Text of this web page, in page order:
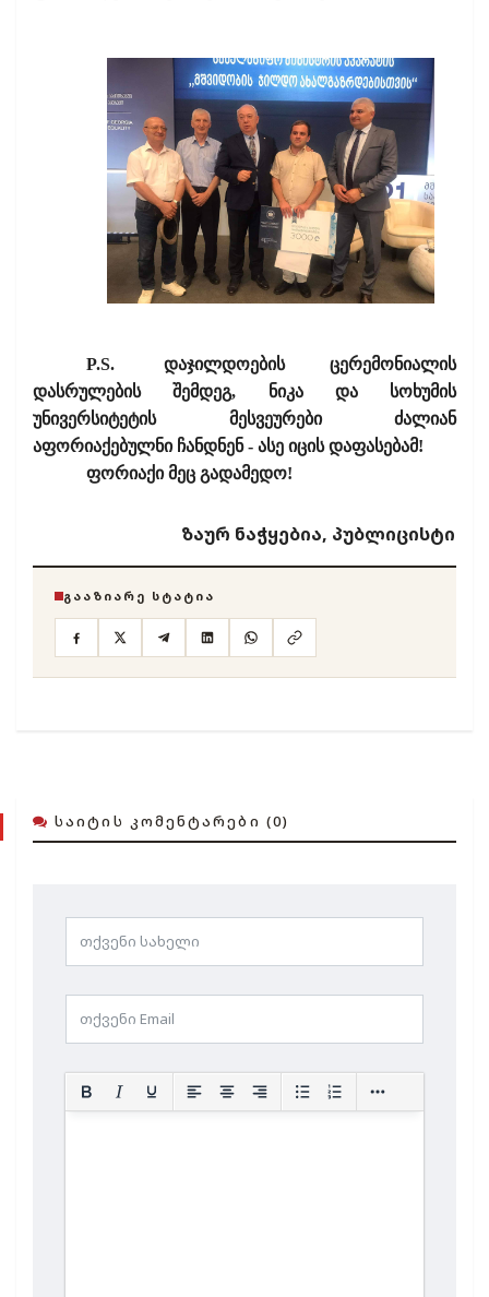
P.S.
დაჯილდოების ცერემონიალის
დასრულების შემდეგ, ნიკა და სოხუმის
უნივერსიტეტის მესვეურები ძალიან
აფორიაქებულნი ჩანდნენ - ასე იცის დაფასებამ!
ფორიაქი მეც გადამედო!
ზაურ ნაჭყებია, პუბლიცისტი
ᲒᲐᲐᲖᲘᲐᲠᲔ ᲡᲢᲐᲢᲘᲐ
ᲡᲐᲘᲢᲘᲡ ᲙᲝᲛᲔᲜᲢᲐᲠᲔᲑᲘ (0)